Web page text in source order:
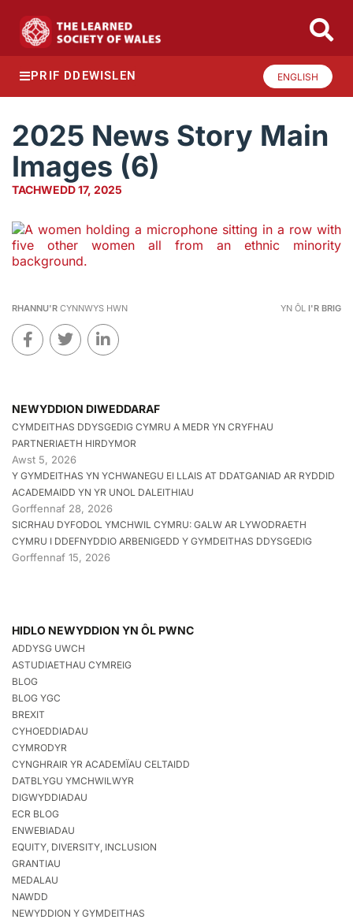
PRIF DDEWISLEN ENGLISH
2025 News Story Main
Images (6)
TACHWEDD 17, 2025
RHANNU'R CYNNWYS HWN YN ÔL I'R BRIG
NEWYDDION DIWEDDARAF
CYMDEITHAS DDYSGEDIG CYMRU A MEDR YN CRYFHAU
PARTNERIAETH HIRDYMOR
Awst 5, 2026
Y GYMDEITHAS YN YCHWANEGU EI LLAIS AT DDATGANIAD AR RYDDID
ACADEMAIDD YN YR UNOL DALEITHIAU
Gorffennaf 28, 2026
SICRHAU DYFODOL YMCHWIL CYMRU: GALW AR LYWODRAETH
CYMRU I DDEFNYDDIO ARBENIGEDD Y GYMDEITHAS DDYSGEDIG
Gorffennaf 15, 2026
HIDLO NEWYDDION YN ÔL PWNC
ADDYSG UWCH
ASTUDIAETHAU CYMREIG
BLOG
BLOG YGC
BREXIT
CYHOEDDIADAU
CYMRODYR
CYNGHRAIR YR ACADEMÏAU CELTAIDD
DATBLYGU YMCHWILWYR
DIGWYDDIADAU
ECR BLOG
ENWEBIADAU
EQUITY, DIVERSITY, INCLUSION
GRANTIAU
MEDALAU
NAWDD
NEWYDDION Y GYMDEITHAS